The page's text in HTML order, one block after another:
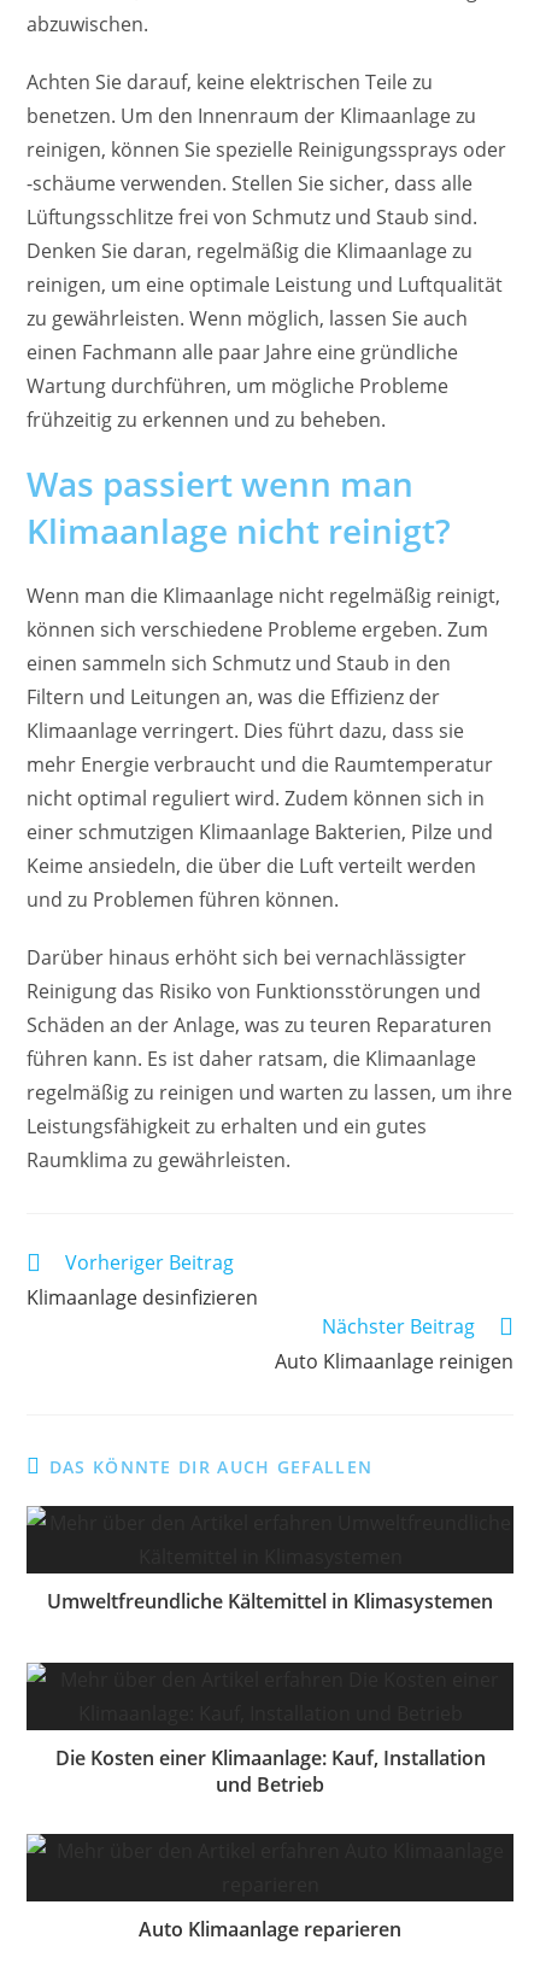
abzuwischen.
Achten Sie darauf, keine elektrischen Teile zu
benetzen. Um den Innenraum der Klimaanlage zu
reinigen, können Sie spezielle Reinigungssprays oder
-schäume verwenden. Stellen Sie sicher, dass alle
Lüftungsschlitze frei von Schmutz und Staub sind.
Denken Sie daran, regelmäßig die Klimaanlage zu
reinigen, um eine optimale Leistung und Luftqualität
zu gewährleisten. Wenn möglich, lassen Sie auch
einen Fachmann alle paar Jahre eine gründliche
Wartung durchführen, um mögliche Probleme
frühzeitig zu erkennen und zu beheben.
Was passiert wenn man
Klimaanlage nicht reinigt?
Wenn man die Klimaanlage nicht regelmäßig reinigt,
können sich verschiedene Probleme ergeben. Zum
einen sammeln sich Schmutz und Staub in den
Filtern und Leitungen an, was die Effizienz der
Klimaanlage verringert. Dies führt dazu, dass sie
mehr Energie verbraucht und die Raumtemperatur
nicht optimal reguliert wird. Zudem können sich in
einer schmutzigen Klimaanlage Bakterien, Pilze und
Keime ansiedeln, die über die Luft verteilt werden
und zu Problemen führen können.
Darüber hinaus erhöht sich bei vernachlässigter
Reinigung das Risiko von Funktionsstörungen und
Schäden an der Anlage, was zu teuren Reparaturen
führen kann. Es ist daher ratsam, die Klimaanlage
regelmäßig zu reinigen und warten zu lassen, um ihre
Leistungsfähigkeit zu erhalten und ein gutes
Raumklima zu gewährleisten.
Weitere
Artikel
ansehen
Vorheriger Beitrag
Klimaanlage desinfizieren
Nächster Beitrag
Auto Klimaanlage reinigen
DAS KÖNNTE DIR AUCH GEFALLEN
Umweltfreundliche Kältemittel in Klimasystemen
Die Kosten einer Klimaanlage: Kauf, Installation
und Betrieb
Auto Klimaanlage reparieren